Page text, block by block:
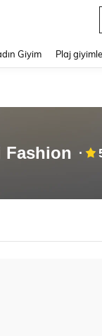
Giyim Plaj
Fashion